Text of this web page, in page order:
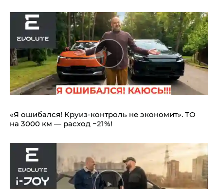
«Я ошибался! Круиз-контроль не экономит». ТО
на 3000 км — расход −21%!